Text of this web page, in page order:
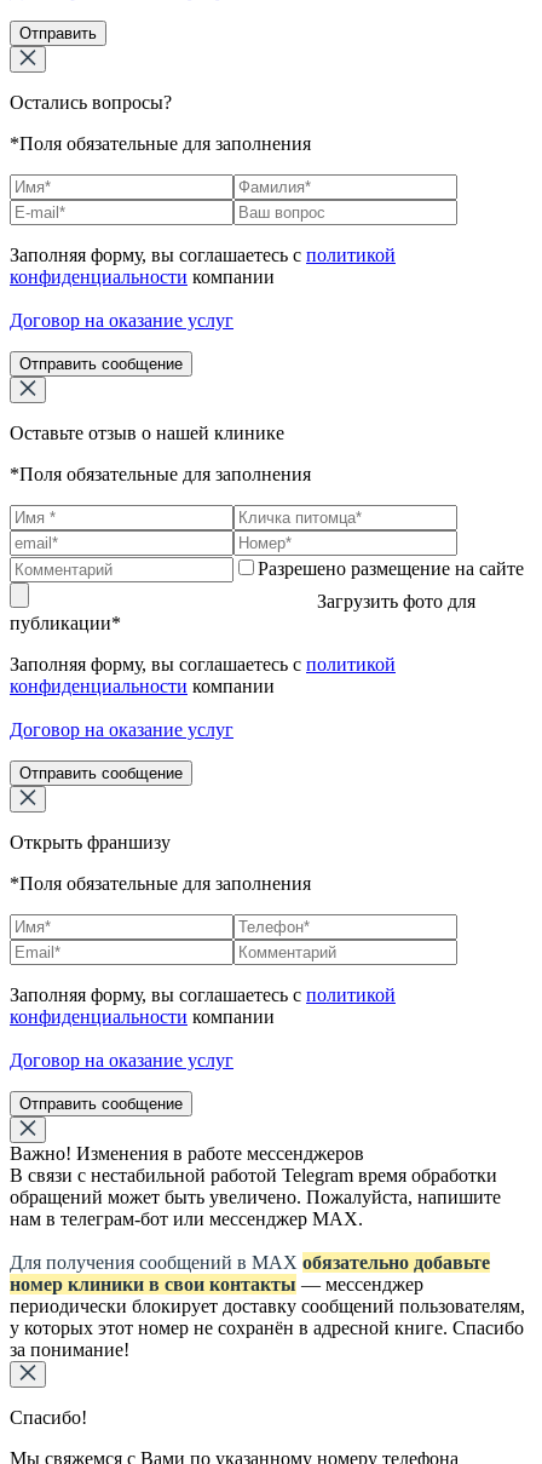
Отправить
Остались вопросы?
*Поля обязательные для заполнения
Заполняя форму, вы соглашаетесь с политикой
конфиденциальности компании
Договор на оказание услуг
Отправить сообщение
Оставьте отзыв о нашей клинике
*Поля обязательные для заполнения
Разрешено размещение на сайте
Загрузить фото для
публикации*
Заполняя форму, вы соглашаетесь с политикой
конфиденциальности компании
Договор на оказание услуг
Отправить сообщение
Открыть франшизу
*Поля обязательные для заполнения
Заполняя форму, вы соглашаетесь с политикой
конфиденциальности компании
Договор на оказание услуг
Отправить сообщение
Важно! Изменения в работе мессенджеров
В связи с нестабильной работой Telegram время обработки
обращений может быть увеличено. Пожалуйста, напишите
нам в телеграм-бот или мессенджер МАХ.
Для получения сообщений в МАХ обязательно добавьте
номер клиники в свои контакты — мессенджер
периодически блокирует доставку сообщений пользователям,
у которых этот номер не сохранён в адресной книге. Спасибо
за понимание!
Спасибо!
Мы свяжемся с Вами по указанному номеру телефона